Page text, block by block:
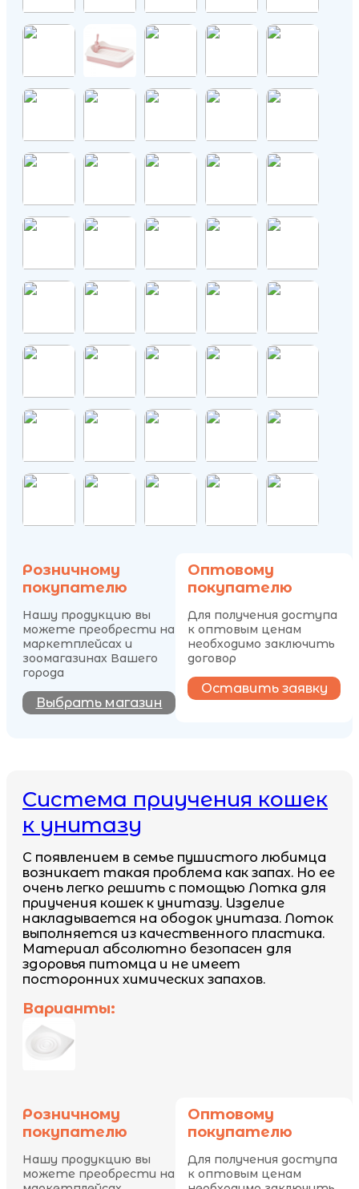
Розничному
покупателю
Нашу продукцию вы
можете преобрести на
маркетплейсах и
зоомагазинах Вашего
города
Выбрать магазин
Оптовому
покупателю
Для получения доступа
к оптовым ценам
необходимо заключить
договор
Оставить заявку
Система приучения кошек
к унитазу
С появлением в семье пушистого любимца
возникает такая проблема как запах. Но ее
очень легко решить с помощью Лотка для
приучения кошек к унитазу. Изделие
накладывается на ободок унитаза. Лоток
выполняется из качественного пластика.
Материал абсолютно безопасен для
здоровья питомца и не имеет
посторонних химических запахов.
Варианты:
Розничному
покупателю
Нашу продукцию вы
можете преобрести на
Оптовому
покупателю
Для получения доступа
к оптовым ценам